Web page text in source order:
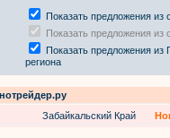
Показать предложения из
Показать предложения из
Показать предложения из
региона
Забайкальский Край